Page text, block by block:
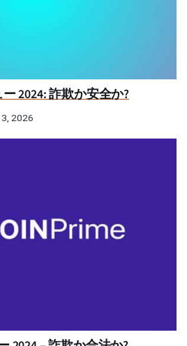
2024: 詐欺か安全か?
2026